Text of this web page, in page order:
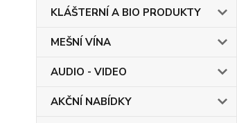
KLÁŠTERNÍ A BIO PRODUKTY
MEŠNÍ VÍNA
AUDIO - VIDEO
AKČNÍ NABÍDKY